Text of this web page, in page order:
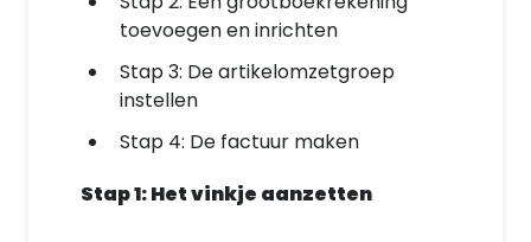
toevoegen en inrichten
Stap 3: De artikelomzetgroep
instellen
Stap 4: De factuur maken
Stap 1: Het vinkje aanzetten